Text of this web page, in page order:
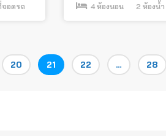
จอดรถ
4 ห้องนอน 2 ห้องน้ำ
Page
20 Page
21 Page
22 … Page
28